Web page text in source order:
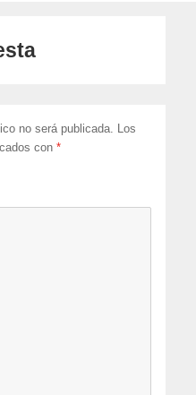
no será publicada. Los
con*